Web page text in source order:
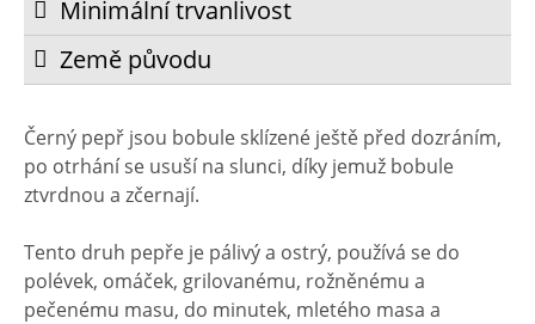
Minimální trvanlivost
Země původu
Černý pepř jsou bobule sklízené ještě před dozráním,
po otrhání se usuší na slunci, díky jemuž bobule
ztvrdnou a zčernají.
Tento druh pepře je pálivý a ostrý, používá se do
polévek, omáček, grilovanému, rožněnému a
pečenému masu, do minutek, mletého masa a